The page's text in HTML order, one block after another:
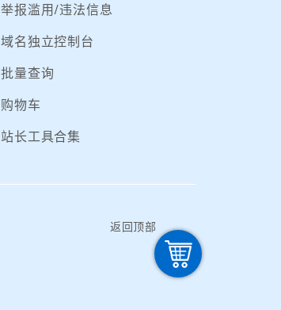
举报滥用/违法信息
域名独立控制台
批量查询
购物车
站长工具合集
返回顶部